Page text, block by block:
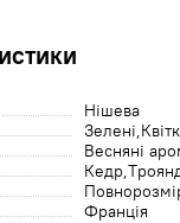
Нішева
Зелені
Весняні
Кедр
Франція